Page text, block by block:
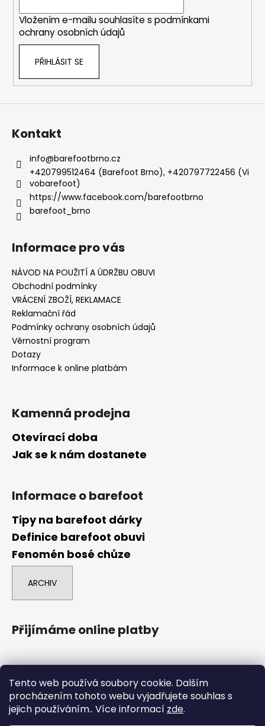
Tento web používá soubory cookie. Dalším
procházením tohoto webu vyjadřujete souhlas s
jejich používáním.. Více informací zde.
Vložením e-mailu souhlasíte s podmínkami
ochrany osobních údajů
PŘIHLÁSIT SE
Kontakt
info@barefootbrno.cz
+420799512464 (Barefoot Brno), +420797722456 (Vi
vobarefoot)
https://www.facebook.com/barefootbrno
barefoot_brno
Informace pro vás
NÁVOD NA POUŽITÍ A ÚDRŽBU OBUVI
Obchodní podmínky
VRÁCENÍ ZBOŽÍ, REKLAMACE
Reklamační řád
Podmínky ochrany osobních údajů
Věrnostní program
Dotazy
Informace k online platbám
Kamenná prodejna
Otevírací doba
Jak se k nám dostanete
Informace o barefoot
Tipy na barefoot dárky
Definice barefoot obuvi
Fenomén bosé chůze
ARCHIV
Přijímáme online platby
comgate